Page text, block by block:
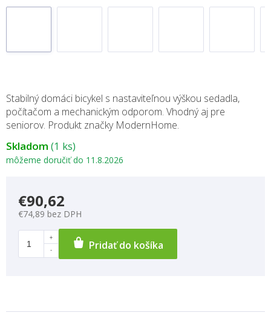
Skladom (1 ks)
môžeme doručiť do 11.8.2026
Stabilný domáci bicykel s nastaviteľnou výškou sedadla,
počítačom a mechanickým odporom. Vhodný aj pre
seniorov. Produkt značky ModernHome.
€90,62
€74,89 bez DPH
Pridať do košíka